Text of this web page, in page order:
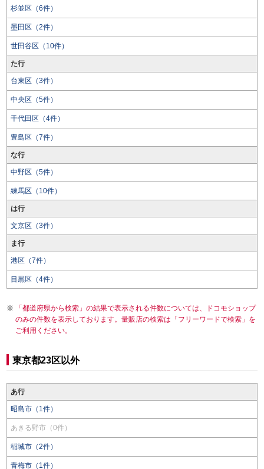
杉並区（6件）
墨田区（2件）
世田谷区（10件）
た行
台東区（3件）
中央区（5件）
千代田区（4件）
豊島区（7件）
な行
中野区（5件）
練馬区（10件）
は行
文京区（3件）
ま行
港区（7件）
目黒区（4件）
「都道府県から検索」の結果で表示される件数については、ドコモショップ
のみの件数を表示しております。量販店の検索は「フリーワードで検索」を
ご利用ください。
東京都23区以外
あ行
昭島市（1件）
あきる野市（0件）
稲城市（2件）
青梅市（1件）